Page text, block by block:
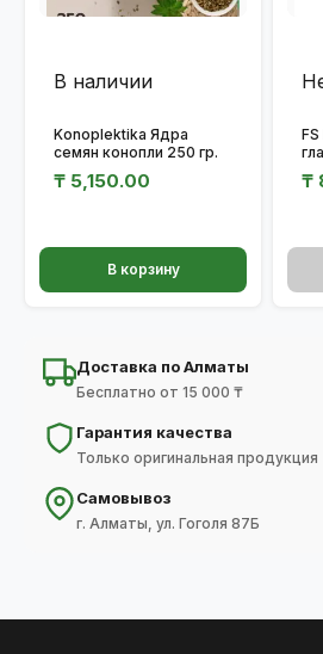
В наличии
Konoplektika Ядра
семян конопли 250 гр.
₸ 5,150.00
В корзину
₸
Доставка по Алматы
Бесплатно от 15 000 ₸
Гарантия качества
Только оригинальная продукция
Самовывоз
г. Алматы, ул. Гоголя 87Б